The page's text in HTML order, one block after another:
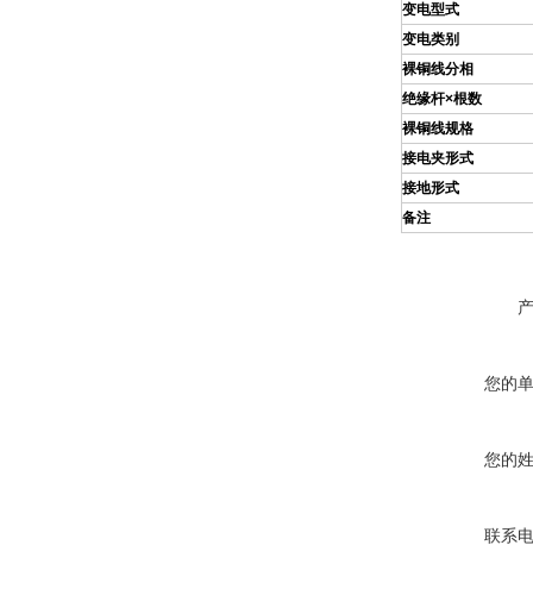
变电型式
变电类别
裸铜线分相
绝缘杆×根数
裸铜线规格
接电夹形式
接地形式
备注
您的
您的
联系